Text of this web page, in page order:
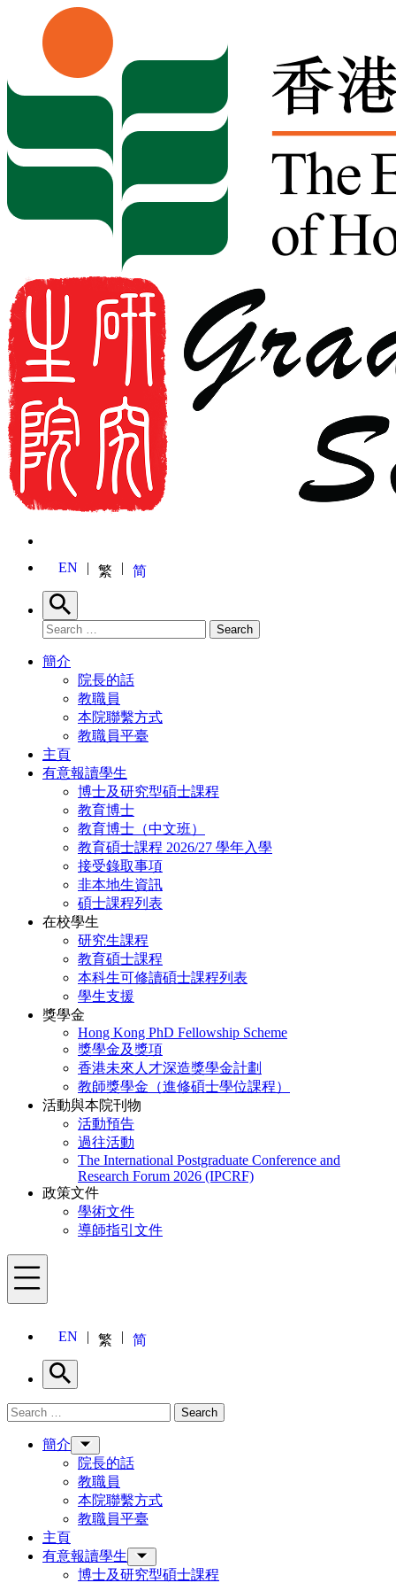
Skip to content
EN 繁 简
Search
Search for: Search
簡介
院長的話
教職員
本院聯繫方式
教職員平臺
主頁
有意報讀學生
博士及研究型碩士課程
教育博士
教育博士（中文班）
教育碩士課程 2026/27 學年入學
接受錄取事項
非本地生資訊
碩士課程列表
在校學生
研究生課程
教育碩士課程
本科生可修讀碩士課程列表
學生支援
獎學金
Hong Kong PhD Fellowship Scheme
獎學金及獎項
香港未來人才深造獎學金計劃
教師獎學金（進修碩士學位課程）
活動與本院刊物
活動預告
過往活動
The International Postgraduate Conference and
Research Forum 2026 (IPCRF)
政策文件
學術文件
導師指引文件
Menu
EN 繁 简
Search
Search for: Search
簡介
院長的話
教職員
本院聯繫方式
教職員平臺
主頁
有意報讀學生
博士及研究型碩士課程